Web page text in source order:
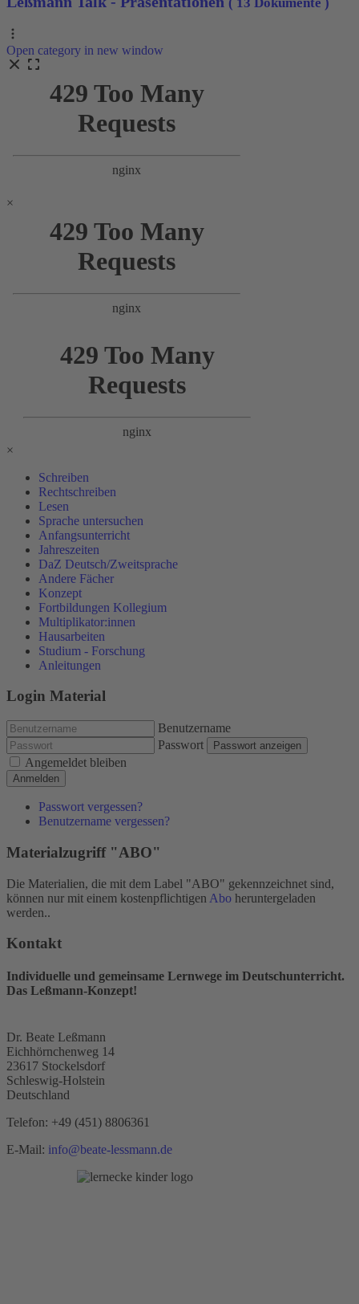
Open category in new window
×
×
Schreiben
Rechtschreiben
Lesen
Sprache untersuchen
Anfangsunterricht
Jahreszeiten
DaZ Deutsch/Zweitsprache
Andere Fächer
Konzept
Fortbildungen Kollegium
Multiplikator:innen
Hausarbeiten
Studium - Forschung
Anleitungen
Login Material
Benutzername
Passwort
Passwort anzeigen
Angemeldet bleiben
Anmelden
Passwort vergessen?
Benutzername vergessen?
Materialzugriff "ABO"
Die Materialien, die mit dem Label "ABO" gekennzeichnet sind,
können nur mit einem kostenpflichtigen Abo heruntergeladen
werden..
Kontakt
Individuelle und gemeinsame Lernwege im Deutschunterricht.
Das Leßmann-Konzept!
Dr. Beate Leßmann
Eichhörnchenweg 14
23617 Stockelsdorf
Schleswig-Holstein
Deutschland
Telefon: +49 (451) 8806361
E-Mail: info@beate-lessmann.de